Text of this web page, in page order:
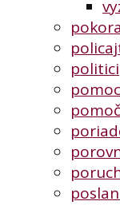
pokora
politici
pomoc